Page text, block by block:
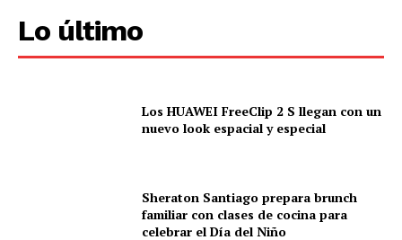
Lo último
Los HUAWEI FreeClip 2 S llegan con un
nuevo look espacial y especial
Sheraton Santiago prepara brunch
familiar con clases de cocina para
celebrar el Día del Niño